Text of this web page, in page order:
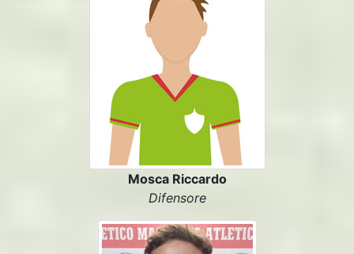
Mosca Riccardo
Difensore